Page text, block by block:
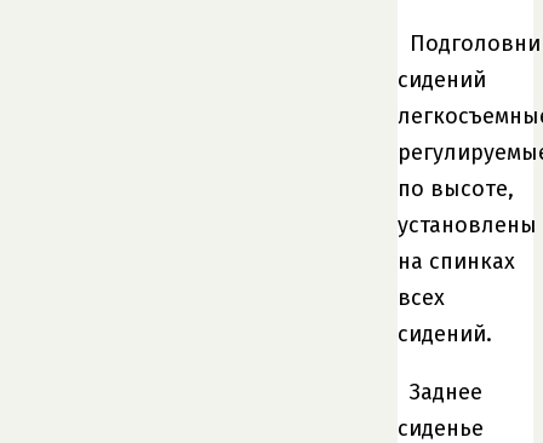
сидений
по высоте,
установлены
на спинках
всех
сидений.
Заднее
сиденье